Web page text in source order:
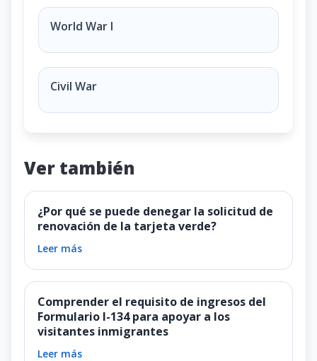
World War I
Civil War
Ver también
¿Por qué se puede denegar la solicitud de
renovación de la tarjeta verde?
Leer más
Comprender el requisito de ingresos del
Formulario I-134 para apoyar a los
visitantes inmigrantes
Leer más